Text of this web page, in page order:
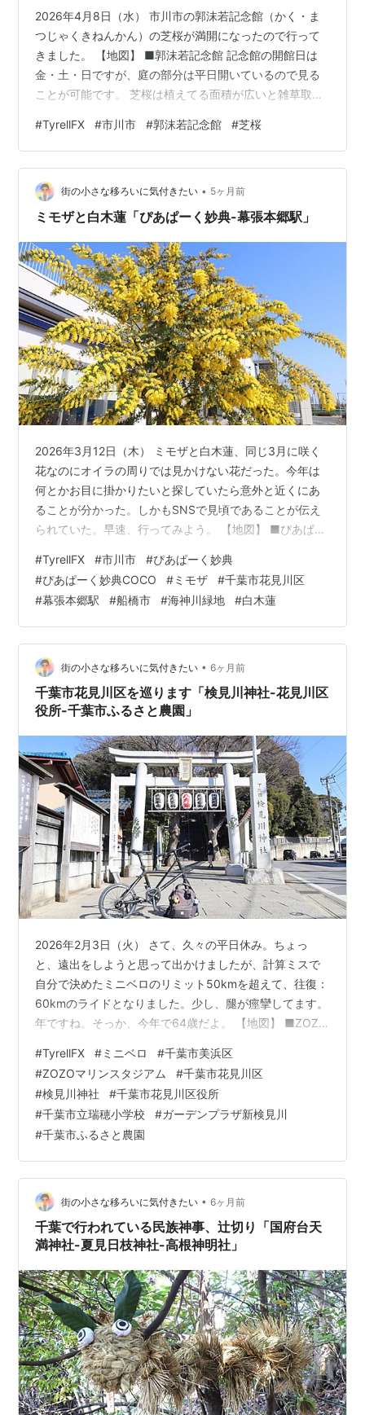
2026年4月8日（水） 市川市の郭沫若記念館（かく・ま
つじゃくきねんかん）の芝桜が満開になったので行って
きました。 【地図】 ■郭沫若記念館 記念館の開館日は
金・土・日ですが、庭の部分は平日開いているので見る
ことが可能です。 芝桜は植えてる面積が広いと雑草取り
花の種類 ●ダニエルクッション(濃桃) ダニエルクッショ
ンは、芝桜の中で最も花が大輪で、濃いショッキングピ
ンク色が特徴の品種です。 同じ種類かもしれませんが、
少し色合いの違うものがありました。 ●スカーレットフ
レーム(赤) 華やかな赤色の小ぶりな芝桜です。 ●モンブ
#TyrellFX #市川市 #郭沫若記念館 #芝桜
街の小さな移ろいに気付きたい • 5ヶ月前
ミモザと白木蓮「ぴあぱーく妙典-幕張本郷駅」
2026年3月12日（木） ミモザと白木蓮、同じ3月に咲く
花なのにオイラの周りでは見かけない花だった。今年は
何とかお目に掛かりたいと探していたら意外と近くにあ
ることが分かった。しかもSNSで見頃であることが伝え
られていた。早速、行ってみよう。 【地図】 ■ぴあぱー
(2022年)に来たことがあるがその時は野球場、遊戯広
場、BBQ広場などの施設だけだったけれど、昨年、「こ
ども地域交流館」が開園していた。 こども地域交流館
（ぴあぱーく妙典COCO）は子供たちの育成のために屋
内運動場、多目的スペース、調理スペース、音楽スペー
スが併設されています。また…
#TyrellFX #市川市 #ぴあぱーく妙典
#ぴあぱーく妙典COCO #ミモザ #千葉市花見川区
#幕張本郷駅 #船橋市 #海神川緑地 #白木蓮
街の小さな移ろいに気付きたい • 6ヶ月前
千葉市花見川区を巡ります「検見川神社-花見川区
役所-千葉市ふるさと農園」
2026年2月3日（火） さて、久々の平日休み。ちょっ
と、遠出をしようと思って出かけましたが、計算ミスで
自分で決めたミニベロのリミット50kmを超えて、往復：
60kmのライドとなりました。少し、腿が痙攣してます。
年ですね。そっか、今年で64歳だよ。 【地図】 ■ZOZO
ってこれます。千葉方面に行くときはいつも最初の休憩
ポイントになります。現在の球場は老朽化のため2030年
代には「幕張メッセの駐車場」跡地に新球場が建てられ
るらしいです。ドーム球場になるかもしれません。 ■検
見川神社 本日は節分です。午後からは節分の神事が行わ
れるようなので、午前…
#TyrellFX #ミニベロ #千葉市美浜区
#ZOZOマリンスタジアム #千葉市花見川区
#検見川神社 #千葉市花見川区役所
#千葉市立瑞穂小学校 #ガーデンプラザ新検見川
#千葉市ふるさと農園
街の小さな移ろいに気付きたい • 6ヶ月前
千葉で行われている民族神事、辻切り「国府台天
満神社-夏見日枝神社-高根神明社」